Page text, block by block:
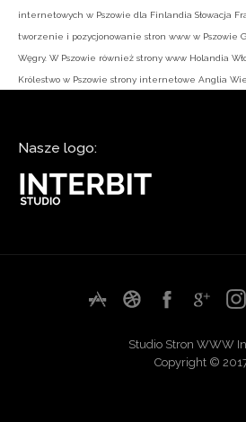
internetowych w Pszowie dla Finlandia Słowacja
tworzenie i pozycjonowanie stron www w Pszowie
Węgry. W Pszowie również strony www Holandia
Królestwo w Pszowie strony internetowe Anglia
Nasze logo:
Studio Stron WWW
Copyright ©